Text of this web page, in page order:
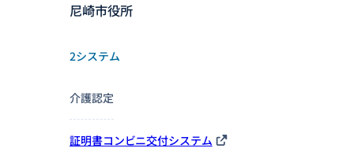
尼崎市役所
2システム
介護認定
証明書コンビニ交付システム